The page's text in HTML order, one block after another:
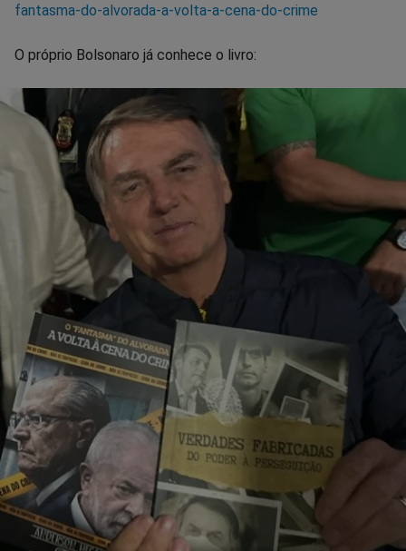
fantasma-do-alvorada-a-volta-a-cena-do-crime
O próprio Bolsonaro já conhece o livro: